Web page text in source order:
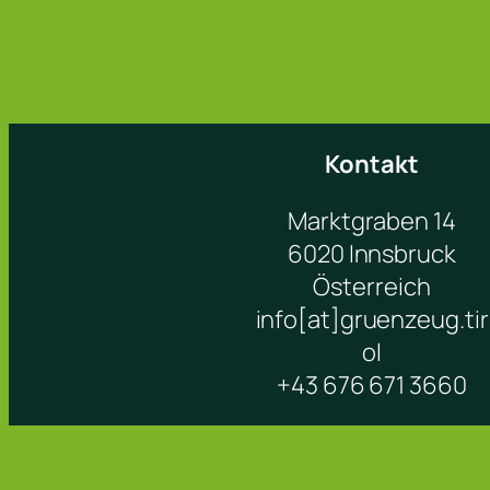
Kontakt
Marktgraben 14
6020 Innsbruck
Österreich
info[at]gruenzeug.tir
ol
+43 676 671 3660